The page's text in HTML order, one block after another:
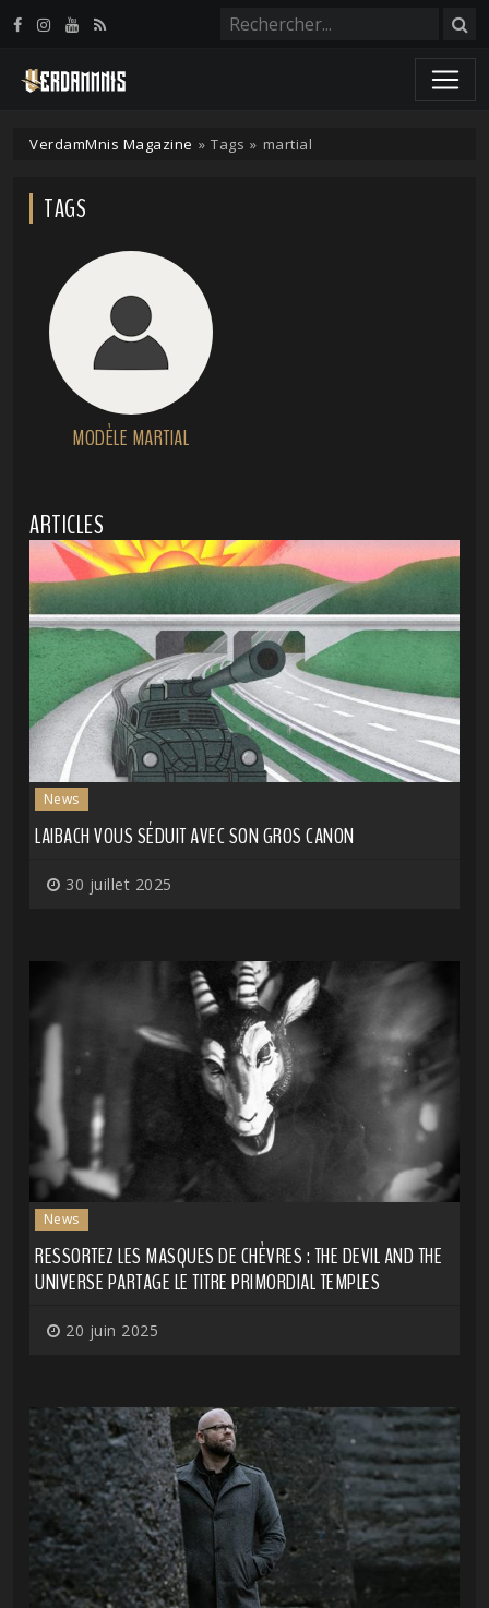
VerdamMnis Magazine » Tags » martial
TAGS
MODÈLE MARTIAL
ARTICLES
News
LAIBACH VOUS SÉDUIT AVEC SON GROS CANON
30 juillet 2025
News
RESSORTEZ LES MASQUES DE CHÈVRES : THE DEVIL AND THE
UNIVERSE PARTAGE LE TITRE PRIMORDIAL TEMPLES
20 juin 2025
Panneau de gestion des cookies